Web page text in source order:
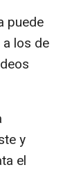
puede
los de
y
el